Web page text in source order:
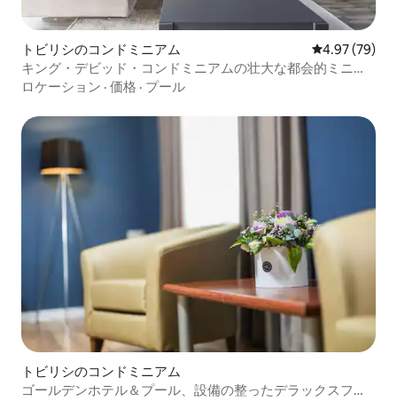
トビリシのコンドミニアム レビュー79
4.97 (79)
キング・デビッド・コンドミニアムの壮大な都会的ミニマ
リズム
ロケーション · 価格 · プール
トビリシのコンドミニアム
ゴールデンホテル＆プール、設備の整ったデラックスファ